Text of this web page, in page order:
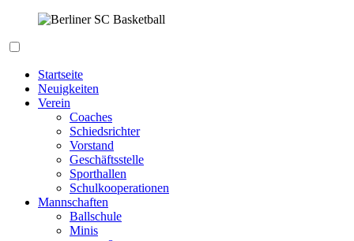
springen
Startseite
Neuigkeiten
Verein
Coaches
Schiedsrichter
Vorstand
Geschäftsstelle
Sporthallen
Schulkooperationen
Mannschaften
Ballschule
Minis